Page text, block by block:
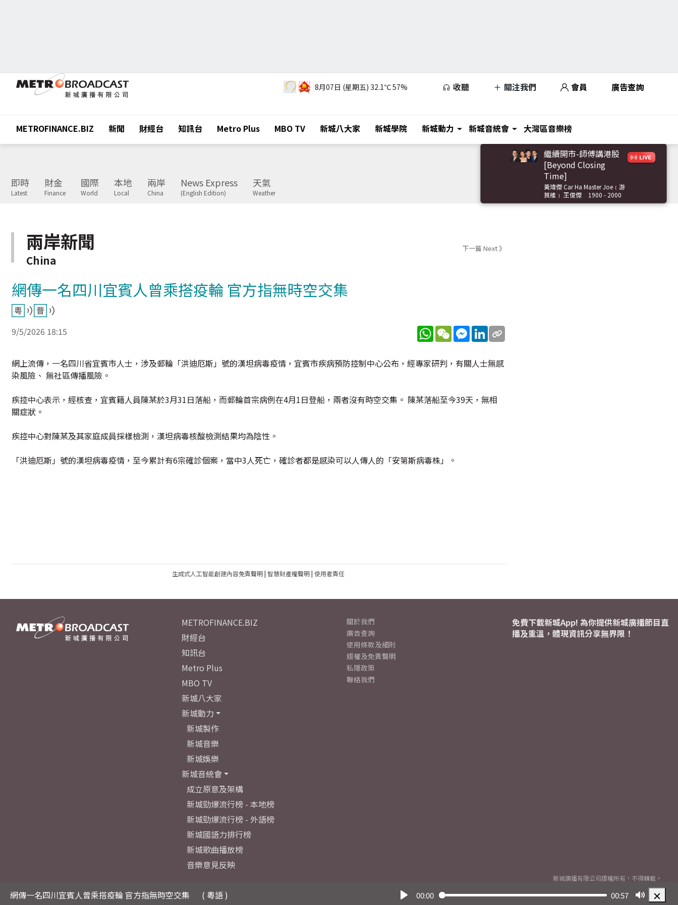
8月07日 (星期五) 32.1℃57% 收聽 關注我們 會員 廣告查詢
METROFINANCE.BIZ 新聞 財經台 知訊台 Metro Plus MBO TV 新城八大家 新城學院 新城動力 新城音統會 大灣區音樂榜
即時
Latest
財金
Finance
國際
World
本地
Local
兩岸
China
News Express
(English Edition)
天氣
Weather
繼續開市-師傅講港股
[Beyond Closing
Time]
黃瑋傑 Car Ha Master Joe﹝游
莨維﹞ 王俊傑
1900 - 2000
兩岸新聞
China
下一篇 Next 》
網傳一名四川宜賓人曾乘搭疫輪 官方指無時空交集
9/5/2026 18:15 WhatsApp
WeChatMessenger
LinkedIn
網上流傳，一名四川省宜賓市人士，涉及郵輪「洪迪厄斯」號的漢坦病毒疫情，宜賓市疾病預防控制中心公布，經專家研判，有關人士無感
染風險、 無社區傳播風險。
疾控中心表示，經核查，宜賓籍人員陳某於3月31日落船，而郵輪首宗病例在4月1日登船，兩者沒有時空交集。 陳某落船至今39天，無相
關症狀。
疾控中心對陳某及其家庭成員採樣檢測，漢坦病毒核酸檢測結果均為陰性。
「洪迪厄斯」號的漢坦病毒疫情，至今累計有6宗確診個案，當中3人死亡，確診者都是感染可以人傳人的「安第斯病毒株」。
生成式人工智能創建內容免責聲明| 智慧財產權聲明| 使用者責任
網傳一名四川宜賓人曾乘搭疫輪 官方指無時空交集
( 粵語 )
00:00 00:57
METROFINANCE.BIZ
財經台
知訊台
Metro Plus
MBO TV
新城八大家
新城動力
新城製作
新城音樂
新城娛樂
新城音統會
成立原意及架構
新城勁爆流行榜 - 本地榜
新城勁爆流行榜 - 外語榜
新城國語力排行榜
新城歌曲播放榜
音樂意見反映
關於我們
廣告查詢
使用條款及細則
版權及免責聲明
私隱政策
聯絡我們
免費下載新城App! 為你提供新城廣播節目直
播及重溫，體現資訊分享無界限！
新城廣播有限公司版權所有，不得轉載。
2026© Metro Broadcast Corporation Limited. All rights reserved.